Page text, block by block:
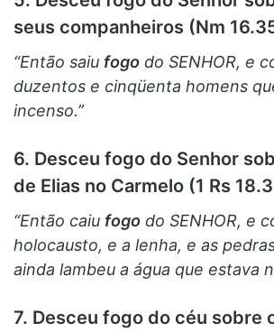
seus companheiros (Nm
“Então saiu fogo do SENHOR, e
duzentos e cinqüenta homens
incenso.”
6. Desceu fogo do Senhor
de Elias no Carmelo (1 Rs
“Então caiu fogo do SENHOR, e
holocausto, e a lenha, e as
ainda lambeu a água que estava
7. Desceu fogo do céu sobre